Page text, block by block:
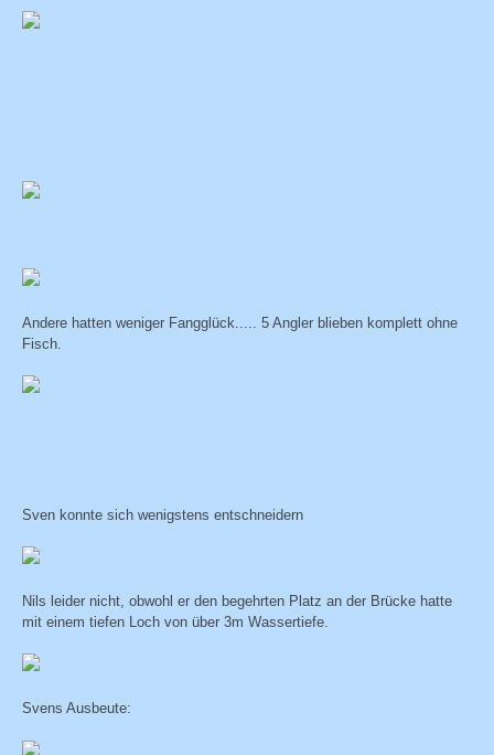
Andere hatten weniger Fangglück..... 5 Angler blieben komplett ohne
Fisch.
Sven konnte sich wenigstens entschneidern
Nils leider nicht, obwohl er den begehrten Platz an der Brücke hatte
mit einem tiefen Loch von über 3m Wassertiefe.
Svens Ausbeute: